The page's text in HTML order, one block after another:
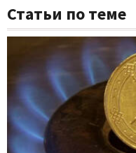
Статьи по теме